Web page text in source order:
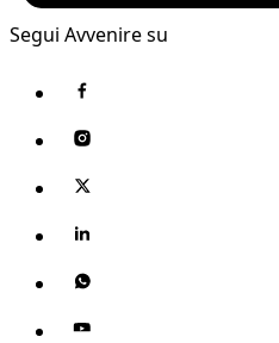
Segui Avvenire su